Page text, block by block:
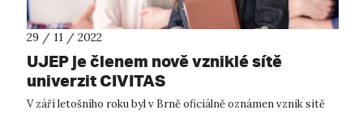
29 / 11 / 2022
UJEP je členem nově vzniklé sítě
univerzit CIVITAS
V září letošního roku byl v Brně oficiálně oznámen vznik sítě